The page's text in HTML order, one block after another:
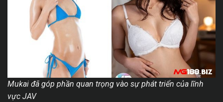
Mukai đã góp phần quan trọng vào sự phát triển của lĩnh
vực JAV